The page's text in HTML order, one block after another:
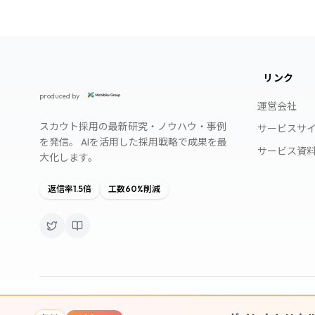
produced by
スカウト採用の最新研究・ノウハウ・事例
を発信。 AIを活用した採用戦略で成果を最
大化します。
返信率1.5倍 工数60%削減
リンク
運営会社
サービスサ
サービス資